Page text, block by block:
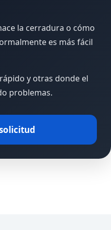
la cerradura o cómo
es más fácil
y otras donde el
problemas.